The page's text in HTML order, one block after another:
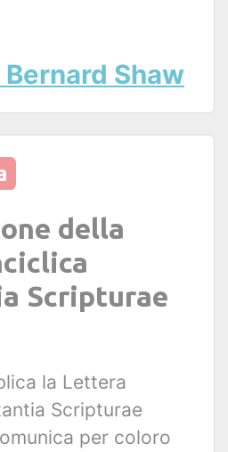
Shaw
della
Scripturae
la Lettera
Scripturae
per coloro